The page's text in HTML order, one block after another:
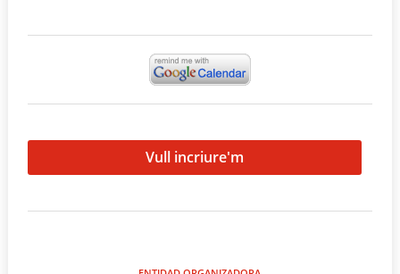
Vull incriure'm